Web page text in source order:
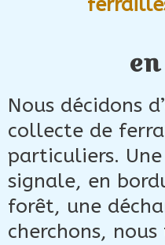
Nous décidons
collecte de
particuliers.
signale, en
forêt, une
cherchons,